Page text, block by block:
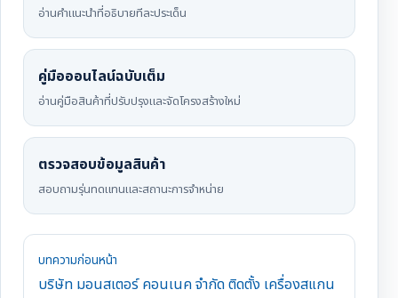
อ่านคำแนะนำที่อธิบายทีละประเด็น
คู่มือออนไลน์ฉบับเต็ม
อ่านคู่มือสินค้าที่ปรับปรุงและจัดโครงสร้างใหม่
ตรวจสอบข้อมูลสินค้า
สอบถามรุ่นทดแทนและสถานะการจำหน่าย
บทความก่อนหน้า
บริษัท มอนสเตอร์ คอนเนค จำกัด ติดตั้ง เครื่องสแกน